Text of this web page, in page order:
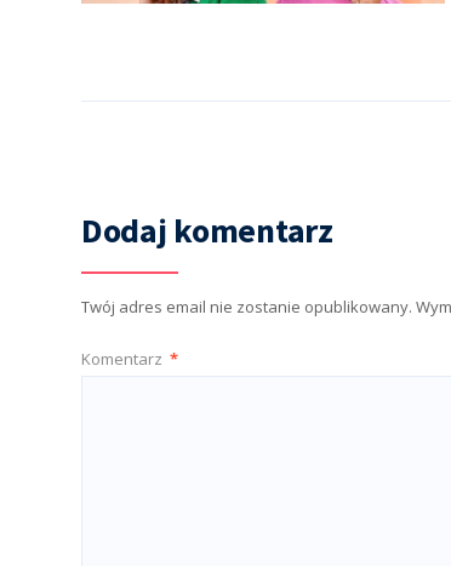
Dodaj komentarz
Twój adres email nie zostanie opublikowany.
Komentarz *